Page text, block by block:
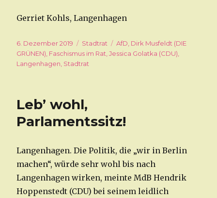
Gerriet Kohls, Langenhagen
Veröffentlicht
am
6. Dezember 2019 Kategorien
Stadtrat Schlagwörter
AfD, Dirk Musfeldt (DIE
GRÜNEN), Faschismus im Rat,Jessica Golatka (CDU),
Langenhagen, Stadtrat
Leb’ wohl,
Parlamentssitz!
Langenhagen. Die Politik, die „wir in Berlin
machen“, würde sehr wohl bis nach
Langenhagen wirken, meinte MdB Hendrik
Hoppenstedt (CDU) bei seinem leidlich